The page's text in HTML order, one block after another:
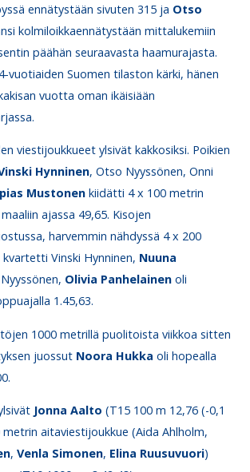
ennätystään sivuten 315 ja Otso
kolmiloikkaennätystään mittalukemiin
päähän seuraavasta haamurajasta.
vuotiaiden Suomen tilaston kärki, hänen
vuotta oman ikäisiään
viestijoukkueet ylsivät kakkosiksi. Poikien
Hynninen, Otso Nyyssönen, Onni
Mustonen kiidätti 4 x 100 metrin
ajassa 49,65. Kisojen
harvemmin nähdyssä 4 x 200
Vinski Hynninen, Nuuna
Olivia Panhelainenoli
1.45,63.
1000 metrillä puolitoista viikkoa sitten
juossut Noora Hukkaoli hopealla
Jonna Aalto(T15 100 m 12,76 (-0,1
aitaviestijoukkue (Aida Ahlholm,
,Venla Simonen, Elina Ruusuvuori)